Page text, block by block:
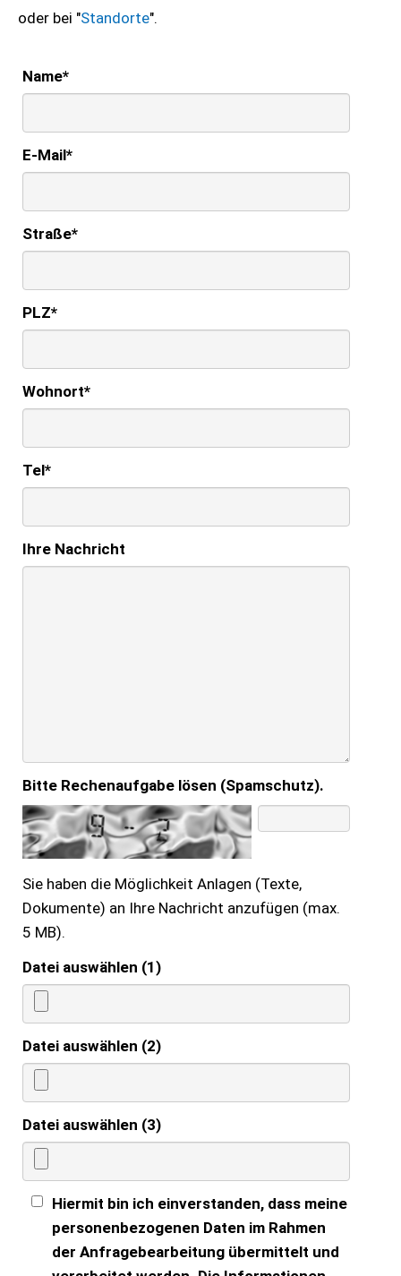
oder bei "Standorte".
Name*
E-Mail*
Straße*
PLZ*
Wohnort*
Tel*
Ihre Nachricht
Bitte Rechenaufgabe lösen (Spamschutz).
Sie haben die Möglichkeit Anlagen (Texte,
Dokumente) an Ihre Nachricht anzufügen (max.
5 MB).
Datei auswählen (1)
Datei auswählen (2)
Datei auswählen (3)
Hiermit bin ich einverstanden, dass meine
personenbezogenen Daten im Rahmen
der Anfragebearbeitung übermittelt und